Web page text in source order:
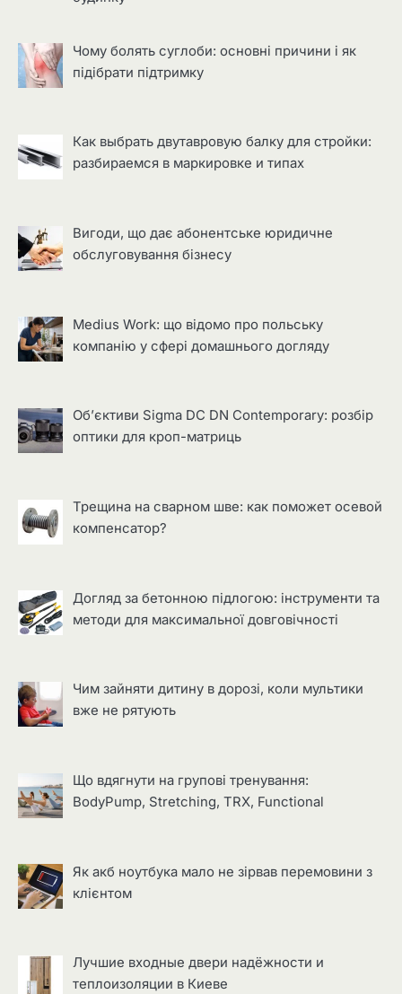
Чому болять суглоби: основні причини і як
підібрати підтримку
Как выбрать двутавровую балку для стройки:
разбираемся в маркировке и типах
Вигоди, що дає абонентське юридичне
обслуговування бізнесу
Medius Work: що відомо про польську
компанію у сфері домашнього догляду
Об’єктиви Sigma DC DN Contemporary: розбір
оптики для кроп-матриць
Трещина на сварном шве: как поможет осевой
компенсатор?
Догляд за бетонною підлогою: інструменти та
методи для максимальної довговічності
Чим зайняти дитину в дорозі, коли мультики
вже не рятують
Що вдягнути на групові тренування:
BodyPump, Stretching, TRX, Functional
Як акб ноутбука мало не зірвав перемовини з
клієнтом
Лучшие входные двери надёжности и
теплоизоляции в Киеве